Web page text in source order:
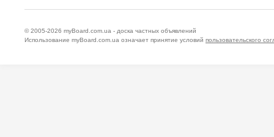
© 2005-2026 myBoard.com.ua - доска частных объявлений
Использование myBoard.com.ua означает принятие условий пользовательского